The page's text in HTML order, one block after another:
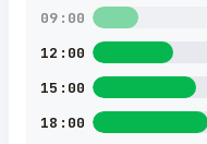
09:00
12:00
15:00
18:00